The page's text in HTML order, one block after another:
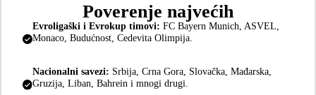
Poverenje najvećih
Evroligaški i Evrokup timovi: FC Bayern Munich, ASVEL,
Monaco, Budućnost, Cedevita Olimpija.
Nacionalni savezi: Srbija, Crna Gora, Slovačka, Mađarska,
Gruzija, Liban, Bahrein i mnogi drugi.